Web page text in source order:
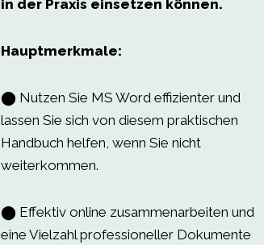
in der Praxis einsetzen können.
Hauptmerkmale:
⬤ Nutzen Sie MS Word effizienter und
lassen Sie sich von diesem praktischen
Handbuch helfen, wenn Sie nicht
weiterkommen.
⬤ Effektiv online zusammenarbeiten und
eine Vielzahl professioneller Dokumente